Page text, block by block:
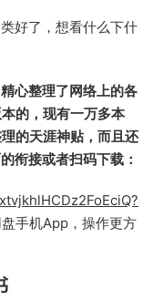
好了，想看什么下什
心整理了网络上的各
的，现有一万多本
的天涯神贴，而且还
衔接或者扫码下载：
手机App，操作更方